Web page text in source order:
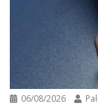
06/08/2026